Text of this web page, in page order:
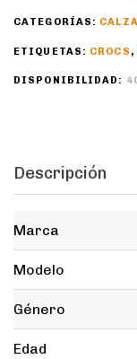
CATEGORÍAS:
ETIQUETAS: CROCS ,
DISPONIBILIDAD:
Descripción
Marca
Modelo
Género
Edad